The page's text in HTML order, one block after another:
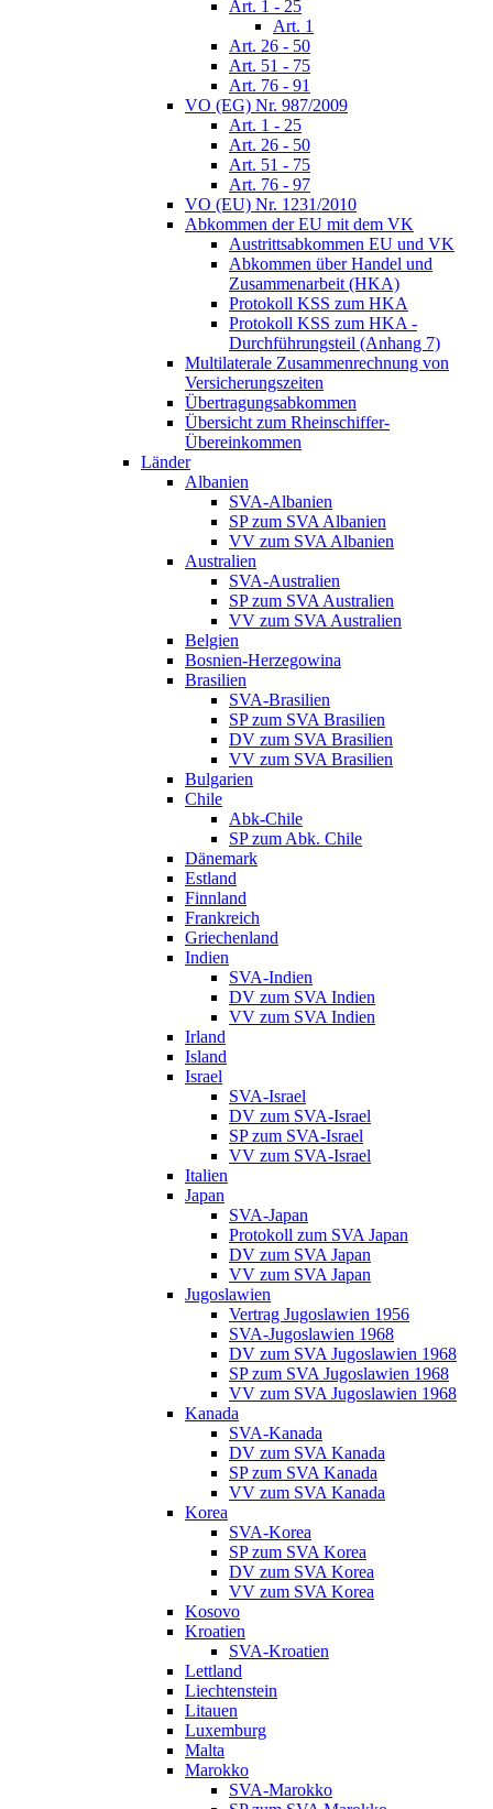
Art. 1 - 25
Art. 1
Art. 26 - 50
Art. 51 - 75
Art. 76 - 91
VO (EG) Nr. 987/2009
Art. 1 - 25
Art. 26 - 50
Art. 51 - 75
Art. 76 - 97
VO (EU) Nr. 1231/2010
Abkommen der EU mit dem VK
Austrittsabkommen EU und VK
Abkommen über Handel und
Zusammenarbeit (HKA)
Protokoll KSS zum HKA
Protokoll KSS zum HKA -
Durchführungsteil (Anhang 7)
Multilaterale Zusammenrechnung von
Versicherungszeiten
Übertragungsabkommen
Übersicht zum Rheinschiffer-
Übereinkommen
Länder
Albanien
SVA-Albanien
SP zum SVA Albanien
VV zum SVA Albanien
Australien
SVA-Australien
SP zum SVA Australien
VV zum SVA Australien
Belgien
Bosnien-Herzegowina
Brasilien
SVA-Brasilien
SP zum SVA Brasilien
DV zum SVA Brasilien
VV zum SVA Brasilien
Bulgarien
Chile
Abk-Chile
SP zum Abk. Chile
Dänemark
Estland
Finnland
Frankreich
Griechenland
Indien
SVA-Indien
DV zum SVA Indien
VV zum SVA Indien
Irland
Island
Israel
SVA-Israel
DV zum SVA-Israel
SP zum SVA-Israel
VV zum SVA-Israel
Italien
Japan
SVA-Japan
Protokoll zum SVA Japan
DV zum SVA Japan
VV zum SVA Japan
Jugoslawien
Vertrag Jugoslawien 1956
SVA-Jugoslawien 1968
DV zum SVA Jugoslawien 1968
SP zum SVA Jugoslawien 1968
VV zum SVA Jugoslawien 1968
Kanada
SVA-Kanada
DV zum SVA Kanada
SP zum SVA Kanada
VV zum SVA Kanada
Korea
SVA-Korea
SP zum SVA Korea
DV zum SVA Korea
VV zum SVA Korea
Kosovo
Kroatien
SVA-Kroatien
Lettland
Liechtenstein
Litauen
Luxemburg
Malta
Marokko
SVA-Marokko